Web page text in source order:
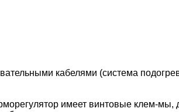
кабелями (система
имеет винтовые клем-